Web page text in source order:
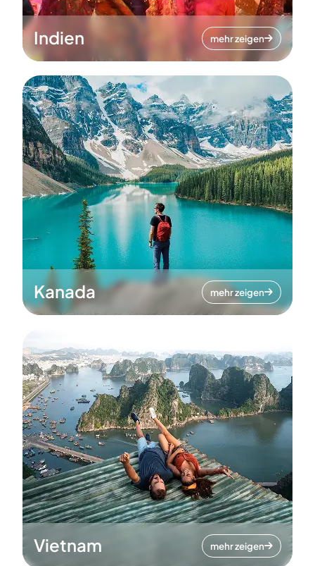
Indien mehr zeigen
Kanada mehr zeigen
Vietnam mehr zeigen